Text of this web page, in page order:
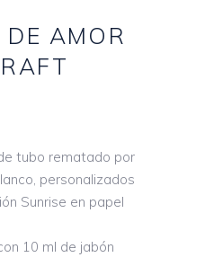
DE AMOR
tubo rematado por
personalizados
Sunrise en papel
10 ml de jabón